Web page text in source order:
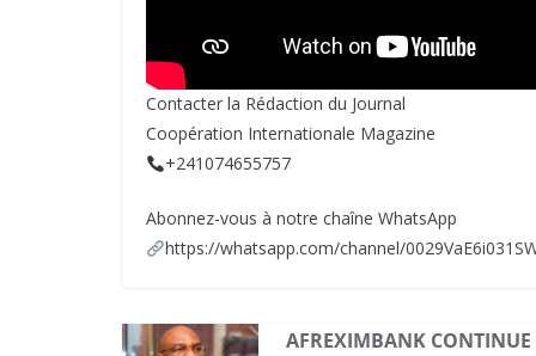
Contacter la Rédaction du Journal
Coopération Internationale Magazine
+241074655757
Abonnez-vous à notre chaîne WhatsApp
https://whatsapp.com/channel/
AFREXIMBANK CONTINUE